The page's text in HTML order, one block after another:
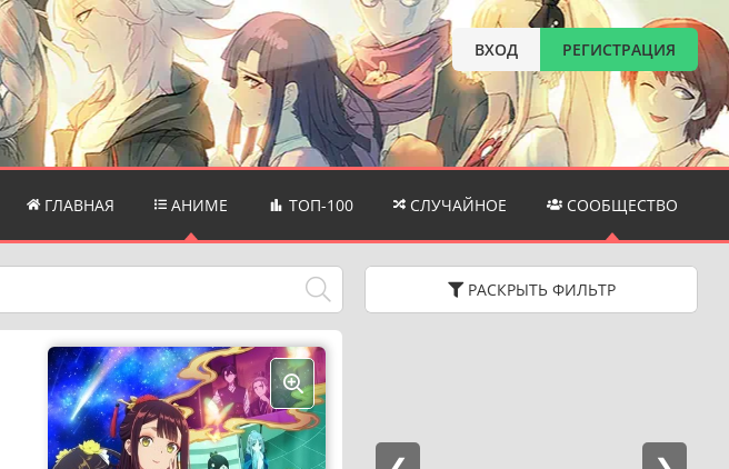
ВХОД РЕГИСТРАЦИЯ
ГЛАВНАЯ АНИМЕ ТОП-100 СЛУЧАЙНОЕ СООБЩЕСТВО
РАСКРЫТЬ ФИЛЬТР